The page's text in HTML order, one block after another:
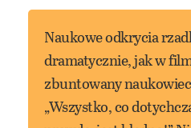
Naukowe odkrycia
dramatycznie, jak w
zbuntowany
„Wszystko, co